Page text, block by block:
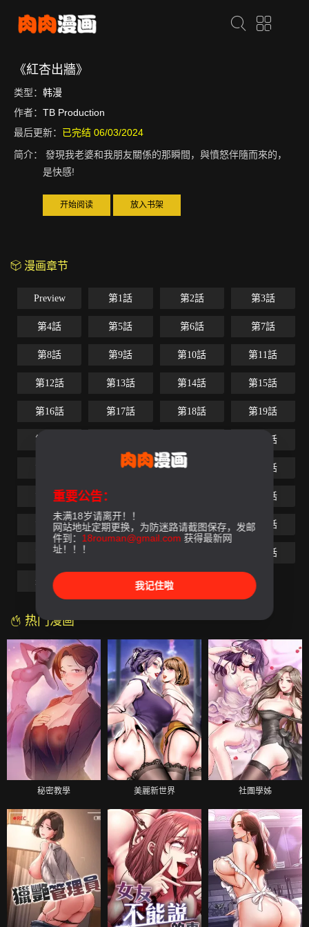
《紅杏出牆》
类型： 韩漫
作者： TB Production
最后更新： 已完结 06/03/2024
简介：
發現我老婆和我朋友關係的那瞬間，與憤怒伴隨而來的，
是快感!
开始阅读 放入书架
漫画章节
Preview 第1話 第2話 第3話
第4話 第5話 第6話 第7話
第8話 第9話 第10話 第11話
第12話 第13話 第14話 第15話
第16話 第17話 第18話 第19話
第20話 第23話
第25話 第26話 第27話
第28話 第29話 第31話
第32話 第33話 第34話 第35話
第36話 第39話
最終話
热门漫画
秘密教學 美麗新世界 社團學姊
重要公告：
未满18岁请离开！！
网站地址定期更换，为防迷路请截图保存，发邮
件到： 18rouman@gmail.com 获得最新网
址！！！
我记住啦